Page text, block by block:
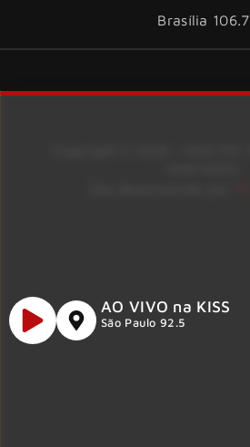
Brasília 106.7
AO VIVO na KISS
São Paulo 92.5